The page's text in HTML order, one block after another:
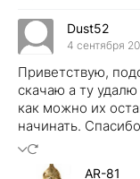
Dust52
4 сентября
Приветствую,
скачаю а ту
как можно их
начинать. Спасибо
AR-81